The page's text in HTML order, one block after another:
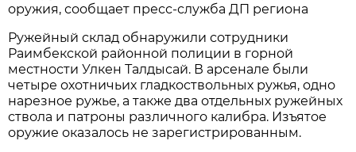
оружия, сообщает пресс-служба ДП региона
Ружейный склад обнаружили сотрудники
Раимбекской районной полиции в горной
местности Улкен Талдысай. В арсенале были
четыре охотничьих гладкоствольных ружья, одно
нарезное ружье, а также два отдельных ружейных
ствола и патроны различного калибра. Изъятое
оружие оказалось не зарегистрированным.